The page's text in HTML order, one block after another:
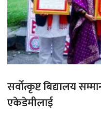
सर्वोत्कृष्ट बिद्यालय
एकेडेमीलाई